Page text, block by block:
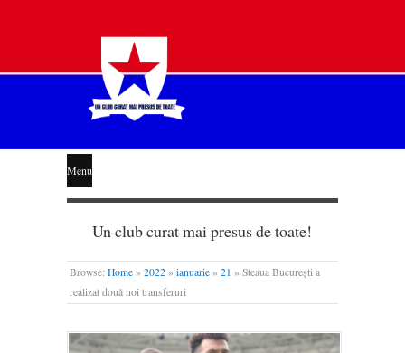
STEAUA
LIBERĂ
Menu
Un club curat mai presus de toate!
Browse: Home » 2022 » ianuarie » 21 » Steaua București a
realizat două noi transferuri